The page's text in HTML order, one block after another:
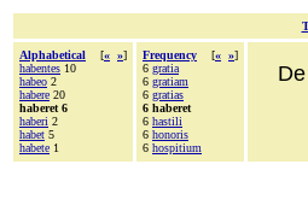
Alphabetical [« »]
habentes 10
habeo 2
habere 20
haberet 6
haberi 2
habet 5
habete 1
Frequency [« »]
6 gratia
6 gratiam
6 gratias
6 haberet
6 hastili
6 honoris
6 hospitium